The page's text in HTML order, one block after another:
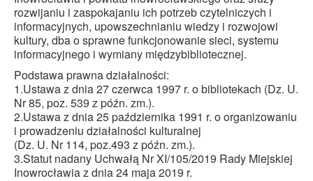
rozwijaniu i zaspokajaniu ich potrzeb czytelniczych i
informacyjnych, upowszechnianiu wiedzy i rozwojowi
kultury, dba o sprawne funkcjonowanie sieci, systemu
informacyjnego i wymiany międzybibliotecznej.
Podstawa prawna działalności:
1.Ustawa z dnia 27 czerwca 1997 r. o bibliotekach (Dz. U.
Nr 85, poz. 539 z późn. zm.).
2.Ustawa z dnia 25 października 1991 r. o organizowaniu
i prowadzeniu działalności kulturalnej
(Dz. U. Nr 114, poz.493 z późn. zm.).
3.Statut nadany Uchwałą Nr XI/105/2019 Rady Miejskiej
Inowrocławia z dnia 24 maja 2019 r.